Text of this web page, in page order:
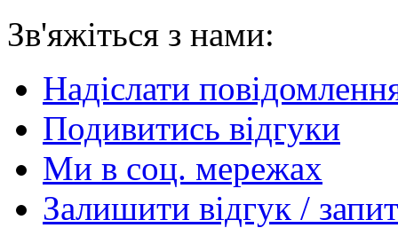
Зв'яжіться з нами:
Надіслати
Подивитись відгуки
Ми в соц. мережах
Залишити відгук / запит